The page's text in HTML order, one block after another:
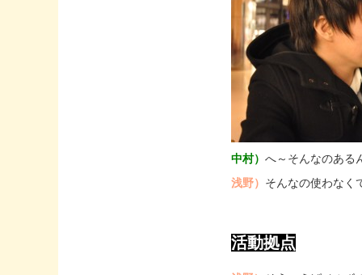
中村）へ～そんなのある
浅野） そんなの使わなく
活動拠点